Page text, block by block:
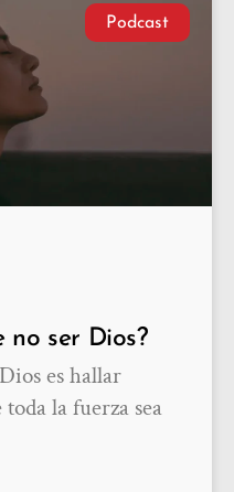
Podcast
no ser Dios?
es hallar
toda la fuerza sea